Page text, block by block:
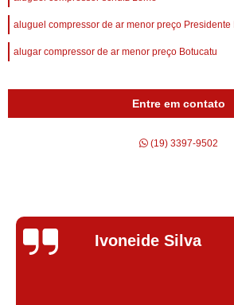
aluguel compressor de ar menor preço Presidente
alugar compressor de ar menor preço Botucatu
Entre em contato
(19) 3397-9502
Silvana Alves